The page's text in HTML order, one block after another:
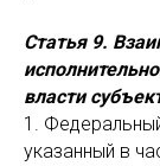
Статья 9.
власти
1.
указанный в